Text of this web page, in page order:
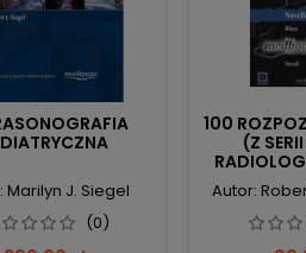
Marilyn J. Siegel
(0)
100
(Z
Autor: